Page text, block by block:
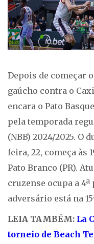
Depois de começar
gaúcho contra o
encara o Pato
pela temporada
(NBB) 2024/2025. O
feira, 22, começa às
Pato Branco (PR).
cruzense ocupa a
adversário está na
LEIA TAMBÉM: La
torneio de Beach